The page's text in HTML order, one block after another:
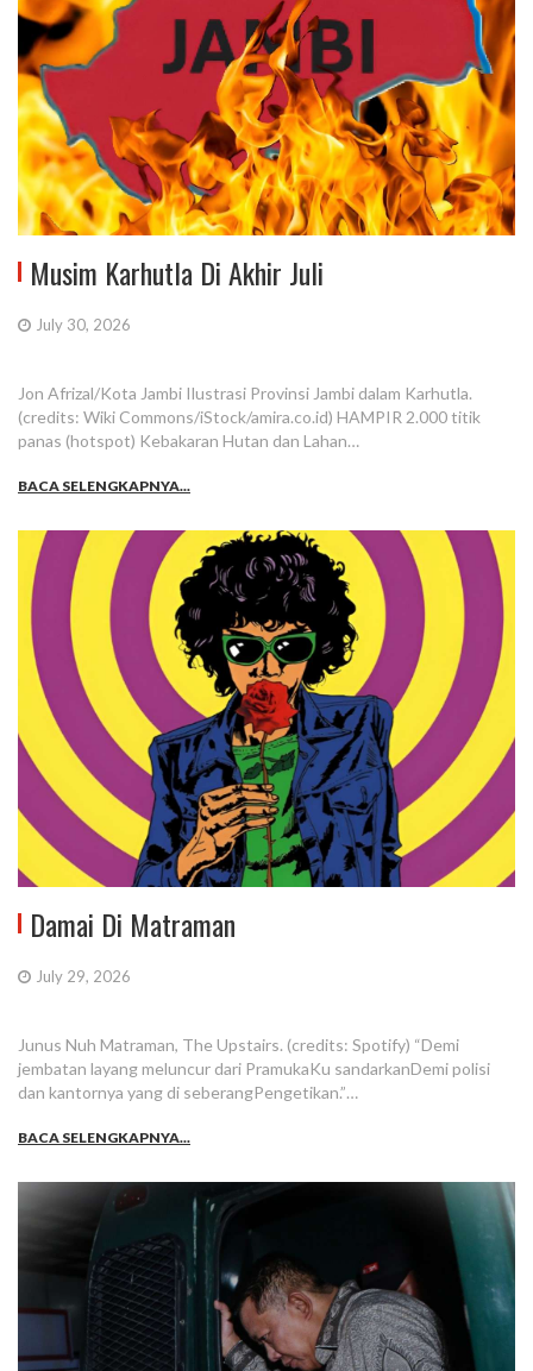
Musim Karhutla Di Akhir Juli
July 30, 2026
Jon Afrizal/Kota Jambi Ilustrasi Provinsi Jambi dalam Karhutla.
(credits: Wiki Commons/iStock/amira.co.id) HAMPIR 2.000 titik
panas (hotspot) Kebakaran Hutan dan Lahan…
BACA SELENGKAPNYA...
Damai Di Matraman
July 29, 2026
Junus Nuh Matraman, The Upstairs. (credits: Spotify) “Demi
jembatan layang meluncur dari PramukaKu sandarkanDemi polisi
dan kantornya yang di seberangPengetikan.”…
BACA SELENGKAPNYA...